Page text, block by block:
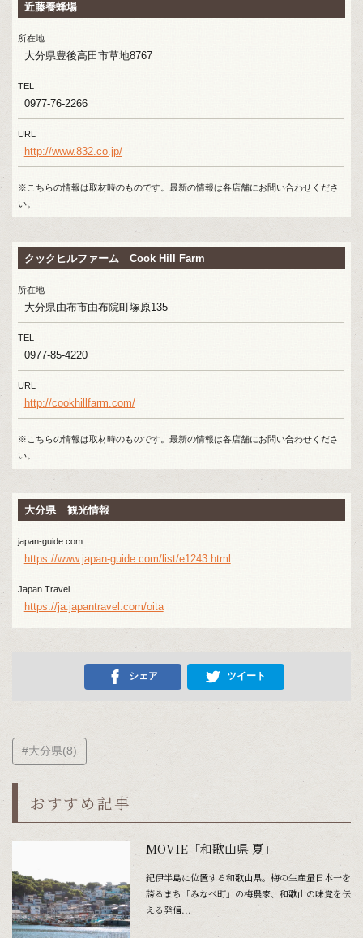
近藤養蜂場
所在地
大分県豊後高田市草地8767
TEL
0977-76-2266
URL
http://www.832.co.jp/
※こちらの情報は取材時のものです。最新の情報は各店舗にお問い合わせくださ
い。
クックヒルファーム Cook Hill Farm
所在地
大分県由布市由布院町塚原135
TEL
0977-85-4220
URL
http://cookhillfarm.com/
※こちらの情報は取材時のものです。最新の情報は各店舗にお問い合わせくださ
い。
大分県 観光情報
japan-guide.com
https://www.japan-guide.com/list/e1243.html
Japan Travel
https://ja.japantravel.com/oita
シェア ツイート
#大分県(8)
おすすめ記事
MOVIE「和歌山県 夏」
紀伊半島に位置する和歌山県。梅の生産量日本一を
誇るまち「みなべ町」の梅農家、和歌山の味覚を伝
える発信...